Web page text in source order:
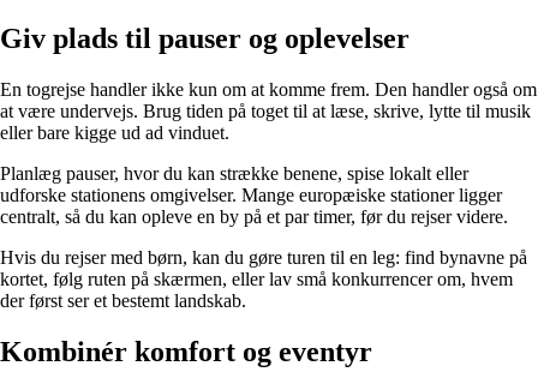
Giv plads til pauser og oplevelser
En togrejse handler ikke kun om at komme frem. Den handler også om
at være undervejs. Brug tiden på toget til at læse, skrive, lytte til musik
eller bare kigge ud ad vinduet.
Planlæg pauser, hvor du kan strække benene, spise lokalt eller
udforske stationens omgivelser. Mange europæiske stationer ligger
centralt, så du kan opleve en by på et par timer, før du rejser videre.
Hvis du rejser med børn, kan du gøre turen til en leg: find bynavne på
kortet, følg ruten på skærmen, eller lav små konkurrencer om, hvem
der først ser et bestemt landskab.
Kombinér komfort og eventyr